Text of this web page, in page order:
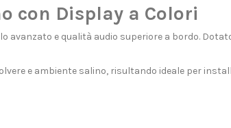
con Display a Colori
e qualità audio superiore a bordo.
e ambiente salino, risultando ideale per